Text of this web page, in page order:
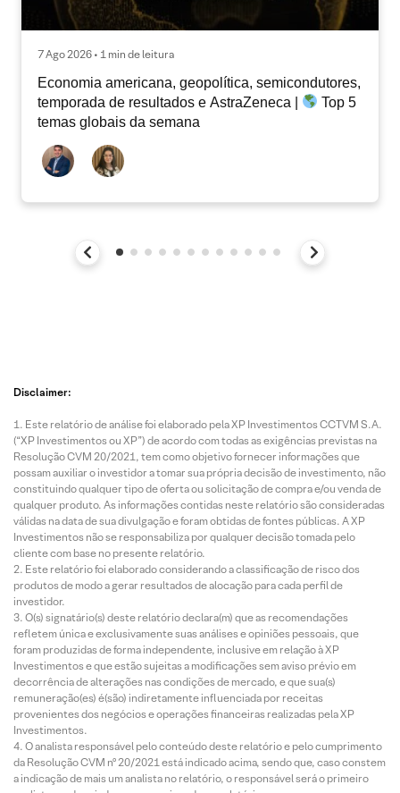
7 Ago 2026 • 1 min de leitura
Economia americana, geopolítica, semicondutores,
temporada de resultados e AstraZeneca |
Top 5
temas globais da semana
Disclaimer:
Este relatório de análise foi elaborado pela XP Investimentos CCTVM S.A.
(“XP Investimentos ou XP”) de acordo com todas as exigências previstas na
Resolução CVM 20/2021, tem como objetivo fornecer informações que
possam auxiliar o investidor a tomar sua própria decisão de investimento, não
constituindo qualquer tipo de oferta ou solicitação de compra e/ou venda de
qualquer produto. As informações contidas neste relatório são consideradas
válidas na data de sua divulgação e foram obtidas de fontes públicas. A XP
Investimentos não se responsabiliza por qualquer decisão tomada pelo
cliente com base no presente relatório.
Este relatório foi elaborado considerando a classificação de risco dos
produtos de modo a gerar resultados de alocação para cada perfil de
investidor.
O(s) signatário(s) deste relatório declara(m) que as recomendações
refletem única e exclusivamente suas análises e opiniões pessoais, que
foram produzidas de forma independente, inclusive em relação à XP
Investimentos e que estão sujeitas a modificações sem aviso prévio em
decorrência de alterações nas condições de mercado, e que sua(s)
remuneração(es) é(são) indiretamente influenciada por receitas
provenientes dos negócios e operações financeiras realizadas pela XP
Investimentos.
O analista responsável pelo conteúdo deste relatório e pelo cumprimento
da Resolução CVM nº 20/2021 está indicado acima, sendo que, caso constem
a indicação de mais um analista no relatório, o responsável será o primeiro